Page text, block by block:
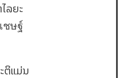
ລຍະ
ชษฐ์
ຕິແມ່ນ